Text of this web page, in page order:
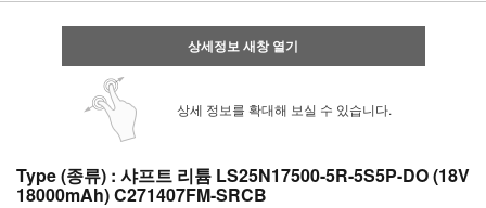
상세정보 새창 열기
상세 정보를 확대해 보실 수 있습니다.
Type (종류) : 샤프트 리튬 LS25N17500-5R-5S5P-DO (18V
18000mAh) C271407FM-SRCB